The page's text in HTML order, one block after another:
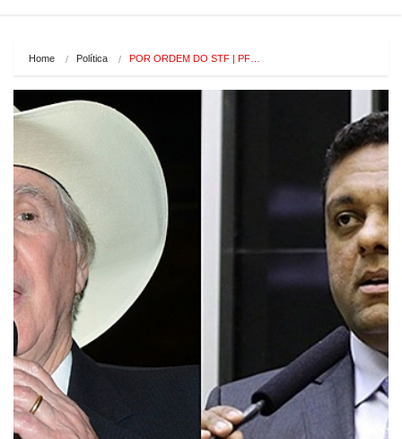
Home Política POR ORDEM DO STF | PF…